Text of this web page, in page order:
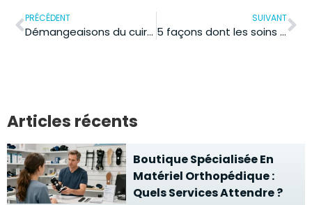
PRÉCÉDENT
Démangeaisons du cuir chevelu : et si c’était des poux ?
SUIVANT
5 façons dont les soins de la peau contribuent au bien-être général à l’ère du numérique
Articles récents
Boutique Spécialisée En
Matériel Orthopédique :
Quels Services Attendre ?